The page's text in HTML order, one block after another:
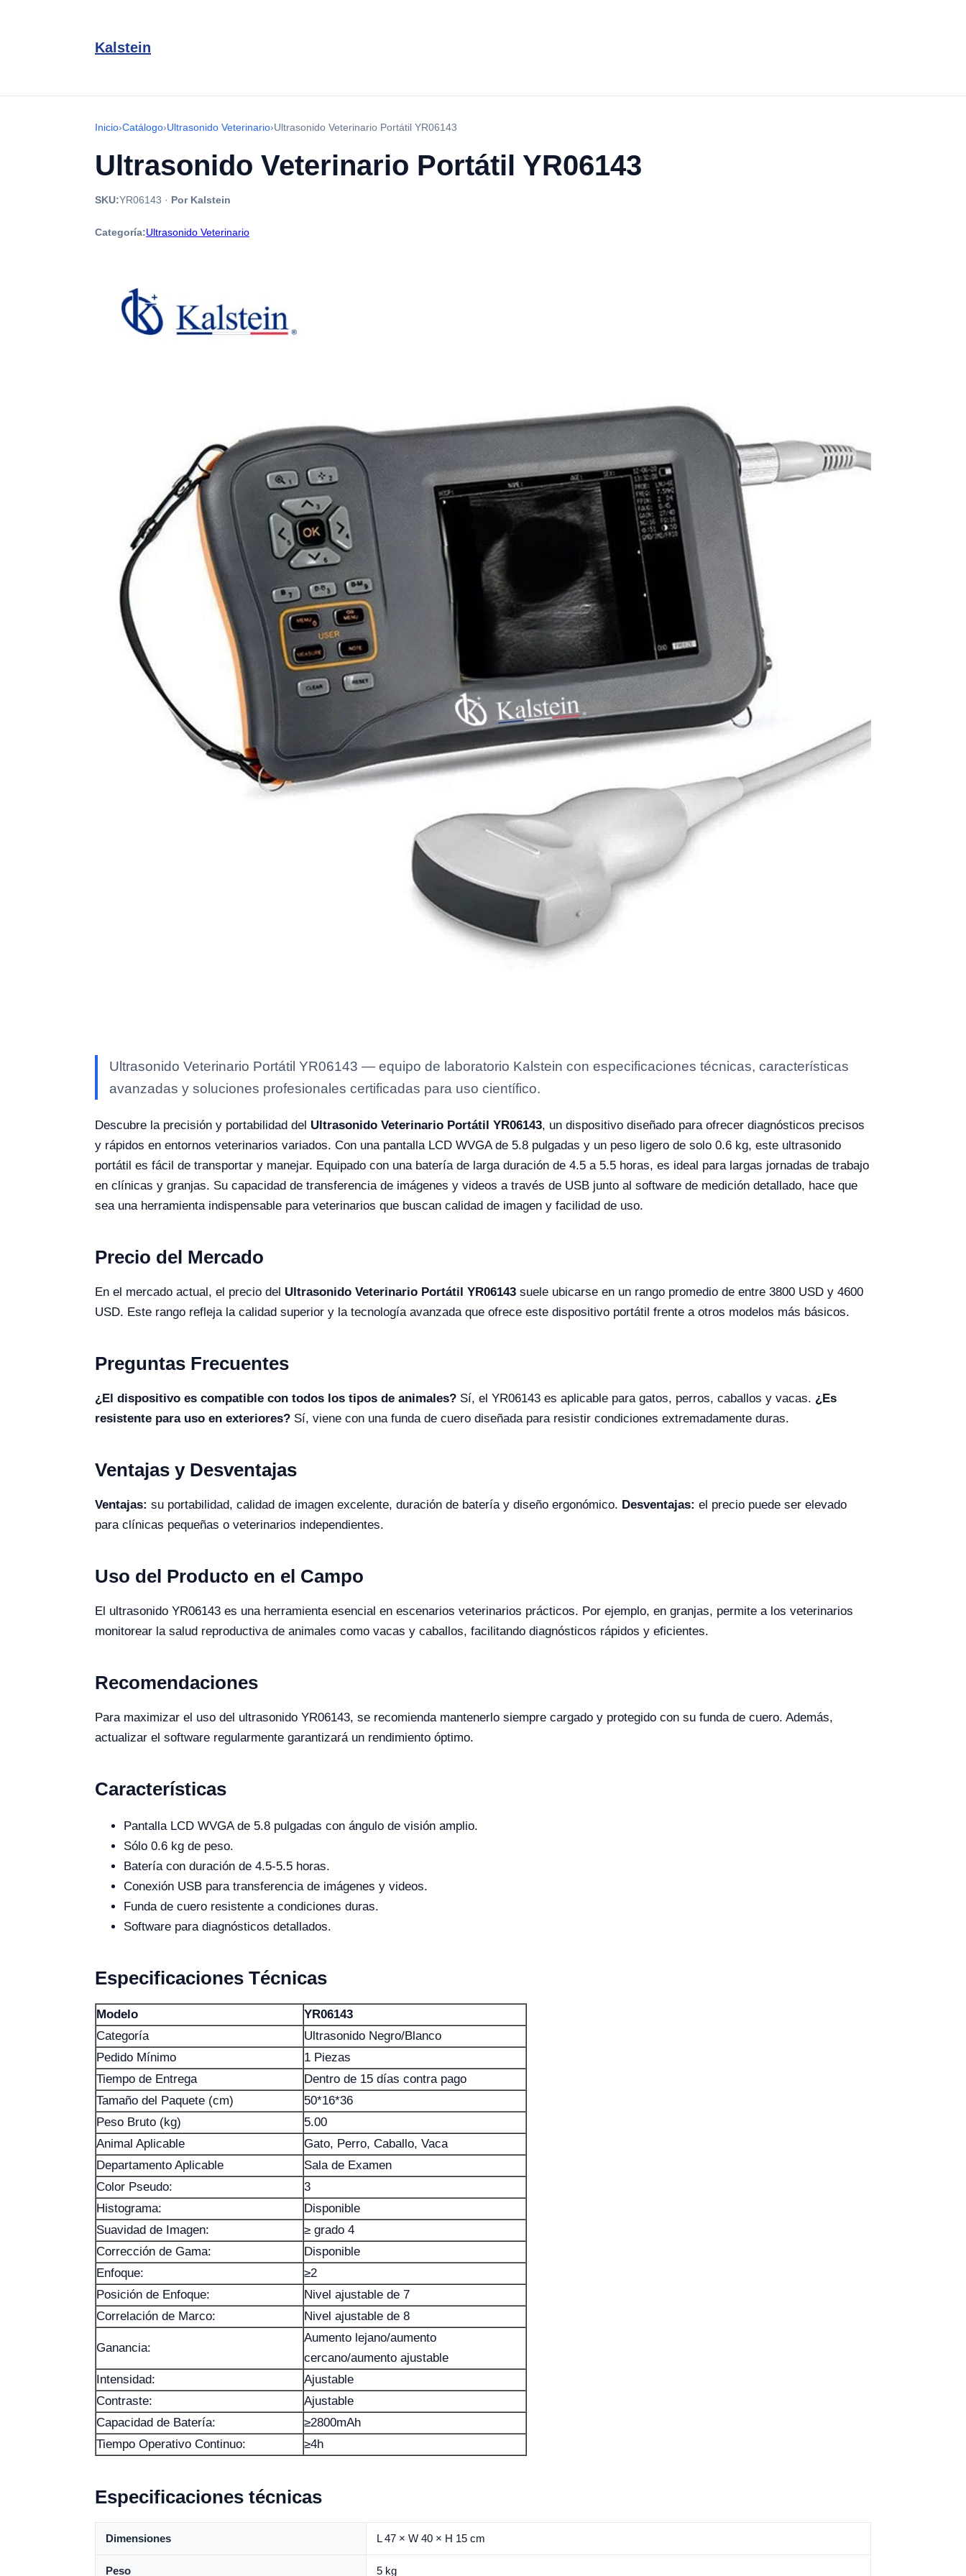
Kalstein
Inicio›Catálogo›Ultrasonido Veterinario›Ultrasonido Veterinario Portátil YR06143
Ultrasonido Veterinario Portátil YR06143
SKU:YR06143 · Por Kalstein
Categoría:Ultrasonido Veterinario
Ultrasonido Veterinario Portátil YR06143 — equipo de laboratorio Kalstein con especificaciones técnicas, características
avanzadas y soluciones profesionales certificadas para uso científico.
Descubre la precisión y portabilidad del Ultrasonido Veterinario Portátil YR06143, un dispositivo diseñado para ofrecer diagnósticos precisos
y rápidos en entornos veterinarios variados. Con una pantalla LCD WVGA de 5.8 pulgadas y un peso ligero de solo 0.6 kg, este ultrasonido
portátil es fácil de transportar y manejar. Equipado con una batería de larga duración de 4.5 a 5.5 horas, es ideal para largas jornadas de trabajo
en clínicas y granjas. Su capacidad de transferencia de imágenes y videos a través de USB junto al software de medición detallado, hace que
sea una herramienta indispensable para veterinarios que buscan calidad de imagen y facilidad de uso.
Precio del Mercado
En el mercado actual, el precio del Ultrasonido Veterinario Portátil YR06143 suele ubicarse en un rango promedio de entre 3800 USD y 4600
USD. Este rango refleja la calidad superior y la tecnología avanzada que ofrece este dispositivo portátil frente a otros modelos más básicos.
Preguntas Frecuentes
¿El dispositivo es compatible con todos los tipos de animales? Sí, el YR06143 es aplicable para gatos, perros, caballos y vacas. ¿Es
resistente para uso en exteriores? Sí, viene con una funda de cuero diseñada para resistir condiciones extremadamente duras.
Ventajas y Desventajas
Ventajas: su portabilidad, calidad de imagen excelente, duración de batería y diseño ergonómico. Desventajas: el precio puede ser elevado
para clínicas pequeñas o veterinarios independientes.
Uso del Producto en el Campo
El ultrasonido YR06143 es una herramienta esencial en escenarios veterinarios prácticos. Por ejemplo, en granjas, permite a los veterinarios
monitorear la salud reproductiva de animales como vacas y caballos, facilitando diagnósticos rápidos y eficientes.
Recomendaciones
Para maximizar el uso del ultrasonido YR06143, se recomienda mantenerlo siempre cargado y protegido con su funda de cuero. Además,
actualizar el software regularmente garantizará un rendimiento óptimo.
Características
Pantalla LCD WVGA de 5.8 pulgadas con ángulo de visión amplio.
Sólo 0.6 kg de peso.
Batería con duración de 4.5-5.5 horas.
Conexión USB para transferencia de imágenes y videos.
Funda de cuero resistente a condiciones duras.
Software para diagnósticos detallados.
Especificaciones Técnicas
Modelo
YR06143
Categoría
Ultrasonido Negro/Blanco
Pedido Mínimo
1 Piezas
Tiempo de Entrega
Dentro de 15 días contra pago
Tamaño del Paquete (cm)
50*16*36
Peso Bruto (kg)
5.00
Animal Aplicable
Gato, Perro, Caballo, Vaca
Departamento Aplicable
Sala de Examen
Color Pseudo:
3
Histograma:
Disponible
Suavidad de Imagen:
≥ grado 4
Corrección de Gama:
Disponible
Enfoque:
≥2
Posición de Enfoque:
Nivel ajustable de 7
Correlación de Marco:
Nivel ajustable de 8
Ganancia:
Aumento lejano/aumento
cercano/aumento ajustable
Intensidad:
Ajustable
Contraste:
Ajustable
Capacidad de Batería:
≥2800mAh
Tiempo Operativo Continuo:
≥4h
Especificaciones técnicas
Dimensiones L 47 × W 40 × H 15 cm
Peso 5 kg